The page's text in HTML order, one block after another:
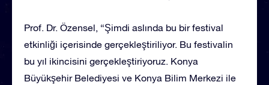
Prof. Dr. Özensel, “Şimdi aslında bu bir festival
etkinliği içerisinde gerçekleştiriliyor. Bu festivalin
bu yıl ikincisini gerçekleştiriyoruz. Konya
Büyükşehir Belediyesi ve Konya Bilim Merkezi ile